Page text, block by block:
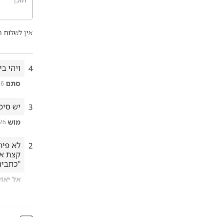
אין לשלוח
4 ויהי
סתם
3 יש
מוש
2
אל